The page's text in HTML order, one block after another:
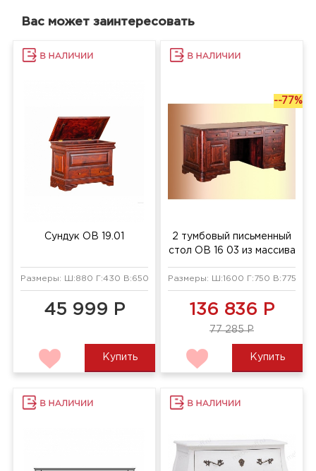
Вас может заинтересовать
Сундук ОВ 19.01
Размеры: Ш:880 Г:430 В:650 мм
45 999 Р
Купить
--77%
2 тумбовый письменный
стол ОВ 16 03 из массива
Размеры: Ш:1600 Г:750 В:775 мм
136 836 Р
77 285 Р
Купить